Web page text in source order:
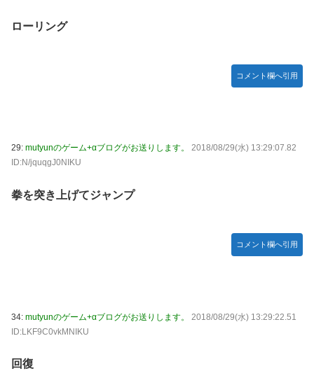
ローリング
コメント欄へ引用
29: mutyunのゲーム+αブログがお送りします。
2018/08/29(水) 13:29:07.82
ID:N/jquqgJ0NIKU
拳を突き上げてジャンプ
コメント欄へ引用
34: mutyunのゲーム+αブログがお送りします。
2018/08/29(水) 13:29:22.51
ID:LKF9C0vkMNIKU
回復